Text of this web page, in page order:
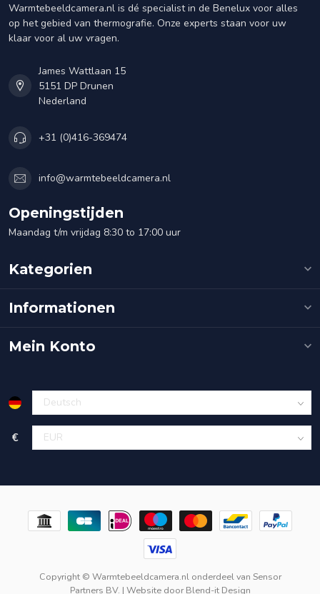
Warmtebeeldcamera.nl is dé specialist in de Benelux voor alles
op het gebied van thermografie. Onze experts staan voor uw
klaar voor al uw vragen.
James Wattlaan 15
5151 DP Drunen
Nederland
+31 (0)416-369474
info@warmtebeeldcamera.nl
Openingstijden
Maandag t/m vrijdag 8:30 to 17:00 uur
Kategorien
Informationen
Mein Konto
€
Copyright © Warmtebeeldcamera.nl onderdeel van Sensor
Partners BV. | Website doorBlend-it Design